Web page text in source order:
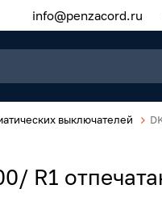
info@penzacord.ru
выключателей
R1